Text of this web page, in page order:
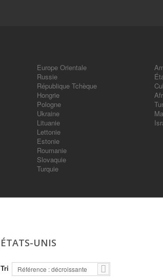
Europe Orientale
Russie
République Tchèque
Hongrie
Pologne
Ukraine
Lituanie
Lettonie
Estonie
Roumanie
Slovaquie
Turquie
ÉTATS-UNIS
Tri Référence : décroissante